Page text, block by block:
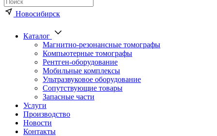
Новосибирск
Каталог
Магнитно-резонансные томографы
Компьютерные томографы
Рентген-оборудование
Мобильные комплексы
Ультразвуковое оборудование
Сопутствующие товары
Запасные части
Услуги
Производство
Новости
Контакты